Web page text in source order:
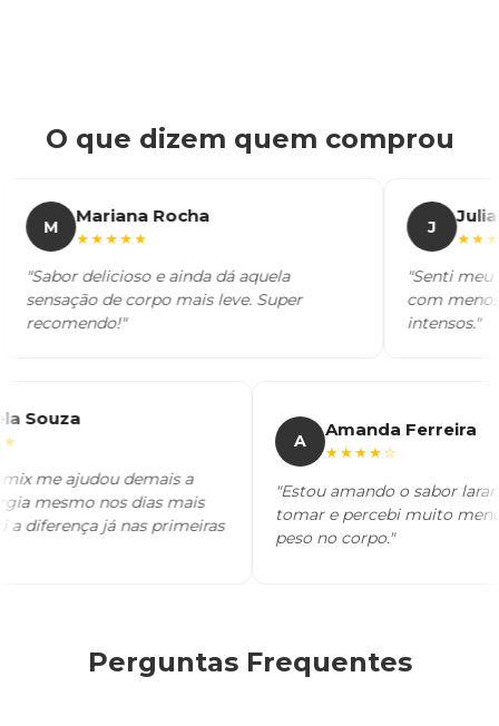
O que dizem quem comprou
M
Mariana Rocha
★★★★★
delicioso e ainda dá aquela
de corpo mais leve. Super
Juliana
★★★★★
"Senti meu
com menos
intensos."
Souza
me ajudou demais a
mesmo nos dias mais
a diferença já nas primeiras
A
Amanda Ferreira
★★★★☆
"Estou amando o sabor
tomar e percebi muito
peso no corpo."
Perguntas Frequentes